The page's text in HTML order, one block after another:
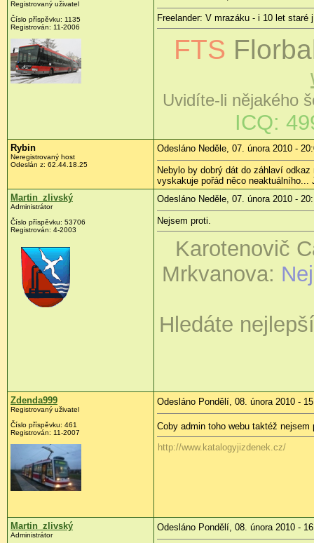
Registrovaný uživatel
Číslo příspěvku: 1135
Registrován: 11-2006
Freelander: V mrazáku - i 10 let
FTS
Uvidíte-li nějakého
ICQ:
Rybin
Neregistrovaný host
Odeslán z: 62.44.18.25
Odesláno Neděle, 07. února 2010 -
Nebylo by dobrý dát do záhlaví
vyskakuje pořád něco
Martin_zlivský
Administrátor
Číslo příspěvku: 53706
Registrován: 4-2003
Odesláno Neděle, 07. února 2010 -
Nejsem proti.
Karotenovič
Mrkvanova:
Hledáte
Zdenda999
Registrovaný uživatel
Číslo příspěvku: 461
Registrován: 11-2007
Odesláno Pondělí, 08. února 2010 -
Coby admin toho webu taktéž nejsem
http://www.katalogyjizdenek.cz/
Martin_zlivský
Administrátor
Odesláno Pondělí, 08. února 2010 -